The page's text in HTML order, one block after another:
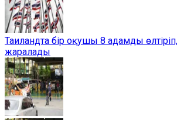
Таиландта бір оқушы 8 адамды
жаралады